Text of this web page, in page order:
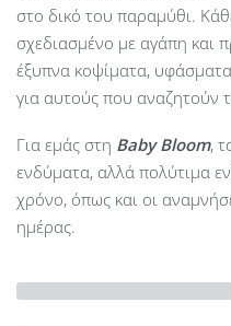
στο δικό του παραμύθι.
σχεδιασμένο με αγάπη και
έξυπνα κοψίματα,
για αυτούς που αναζητούν
Για εμάς στη Baby Bloom,
ενδύματα, αλλά πολύτιμα
χρόνο, όπως και οι
ημέρας.